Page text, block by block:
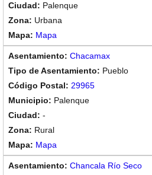
Palenque
Urbana
Mapa
Chacamax
Pueblo
29965
Palenque
-
Rural
Mapa
Chancala Río Seco